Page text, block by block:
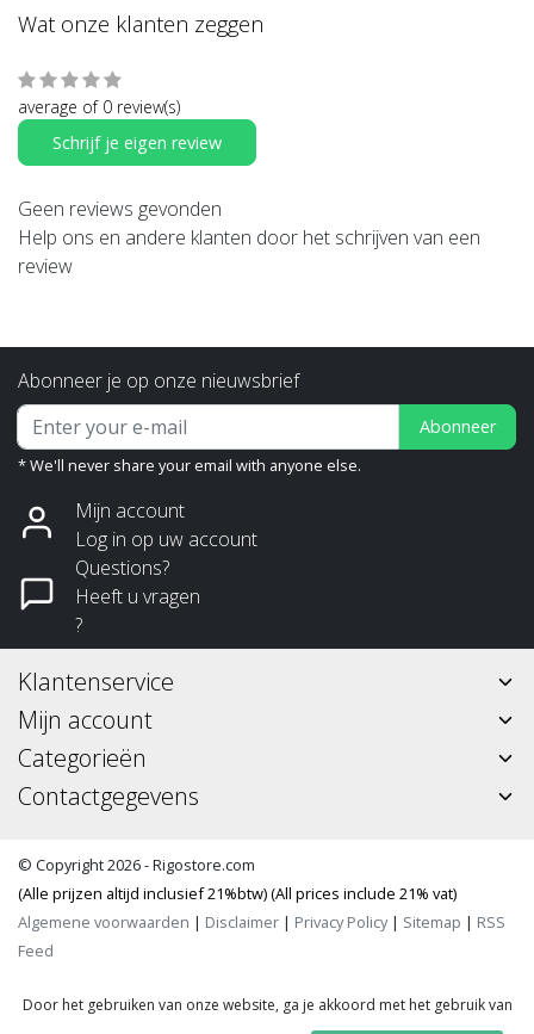
Wat onze klanten zeggen
average of 0 review(s)
Schrijf je eigen review
Geen reviews gevonden
Help ons en andere klanten door het schrijven van een
review
Abonneer je op onze nieuwsbrief
Abonneer
* We'll never share your email with anyone else.
Mijn account
Log in op uw account
Questions?
Heeft u vragen
?
Klantenservice
Mijn account
Categorieën
Contactgegevens
© Copyright 2026 - Rigostore.com
(Alle prijzen altijd inclusief 21%btw) (All prices include 21% vat)
Algemene voorwaarden | Disclaimer | Privacy Policy| Sitemap | RSS
Feed
Door het gebruiken van onze website, ga je akkoord met het gebruik van